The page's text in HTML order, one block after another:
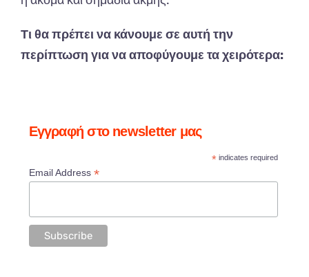
Τι θα πρέπει να κάνουμε σε αυτή την
περίπτωση για να αποφύγουμε τα χειρότερα:
Εγγραφή στο newsletter μας
*indicates required
Email Address *